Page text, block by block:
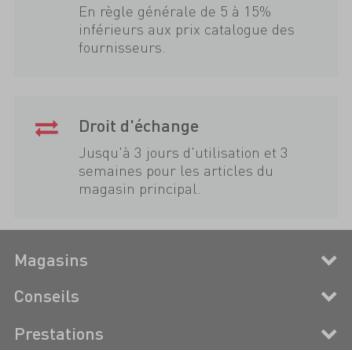
En règle générale de 5 à 15%
inférieurs aux prix catalogue des
fournisseurs.
Droit d'échange
Jusqu'à 3 jours d'utilisation et 3
semaines pour les articles du
magasin principal.
Magasins
Conseils
Prestations